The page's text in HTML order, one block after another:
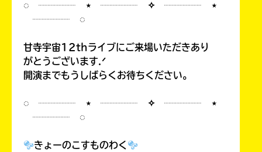
◌ ┈┈┈┈ ⋆ ┈┈┈┈ ✧ ┈┈┈┈ ⋆
┈┈┈┈ ◌
甘寺宇宙12thライブにご来場いただきあり
がとうございます.ᐟ
開演までもうしばらくお待ちください。
◌ ┈┈┈┈ ⋆ ┈┈┈┈ ✧ ┈┈┈┈ ⋆
┈┈┈┈ ◌
きょーのこすものわく